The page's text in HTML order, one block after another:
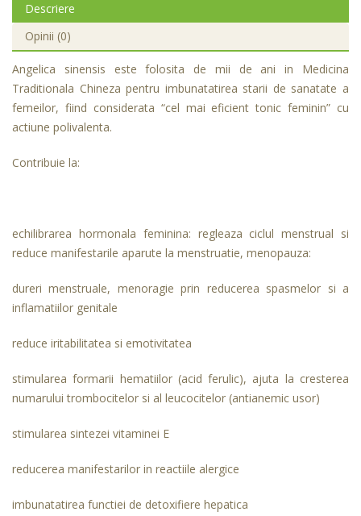
Descriere
Opinii (0)
Angelica sinensis este folosita de mii de ani in Medicina
Traditionala Chineza pentru imbunatatirea starii de sanatate a
femeilor, fiind considerata “cel mai eficient tonic feminin” cu
actiune polivalenta.
Contribuie la:
echilibrarea hormonala feminina: regleaza ciclul menstrual si
reduce manifestarile aparute la menstruatie, menopauza:
dureri menstruale, menoragie prin reducerea spasmelor si a
inflamatiilor genitale
reduce iritabilitatea si emotivitatea
stimularea formarii hematiilor (acid ferulic), ajuta la cresterea
numarului trombocitelor si al leucocitelor (antianemic usor)
stimularea sintezei vitaminei E
reducerea manifestarilor in reactiile alergice
imbunatatirea functiei de detoxifiere hepatica